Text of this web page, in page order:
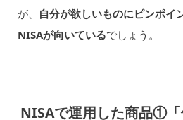
が、
自分が欲しいものにピンポイ
NISAが向いているでしょう。
NISAで運用した商品①「